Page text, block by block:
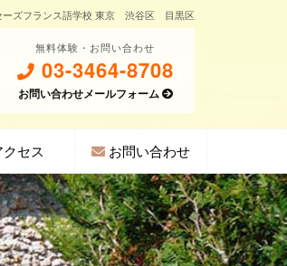
ーズフランス語学校 東京 渋谷区 目黒区
無料体験・お問い合わせ
03-3464-8708
お問い合わせメールフォーム
クセス お問い合わせ